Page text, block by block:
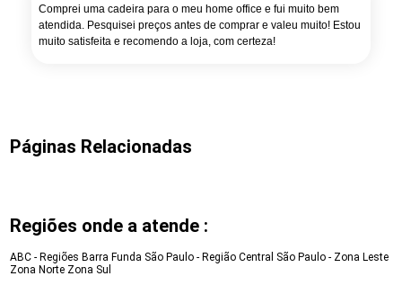
Comprei uma cadeira para o meu home office e fui muito bem
atendida. Pesquisei preços antes de comprar e valeu muito! Estou
muito satisfeita e recomendo a loja, com certeza!
Páginas Relacionadas
Regiões onde a atende :
ABC - Regiões Barra Funda São Paulo - Região Central São Paulo - Zona Leste
Zona Norte Zona Sul